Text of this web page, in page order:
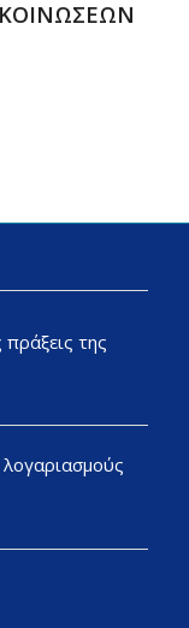
της